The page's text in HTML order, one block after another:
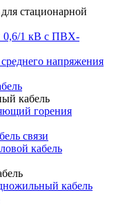
стационарной
0,6/1 кВ с ПВХ-
напряжения
кабель
горения
связи
кабель
кабель